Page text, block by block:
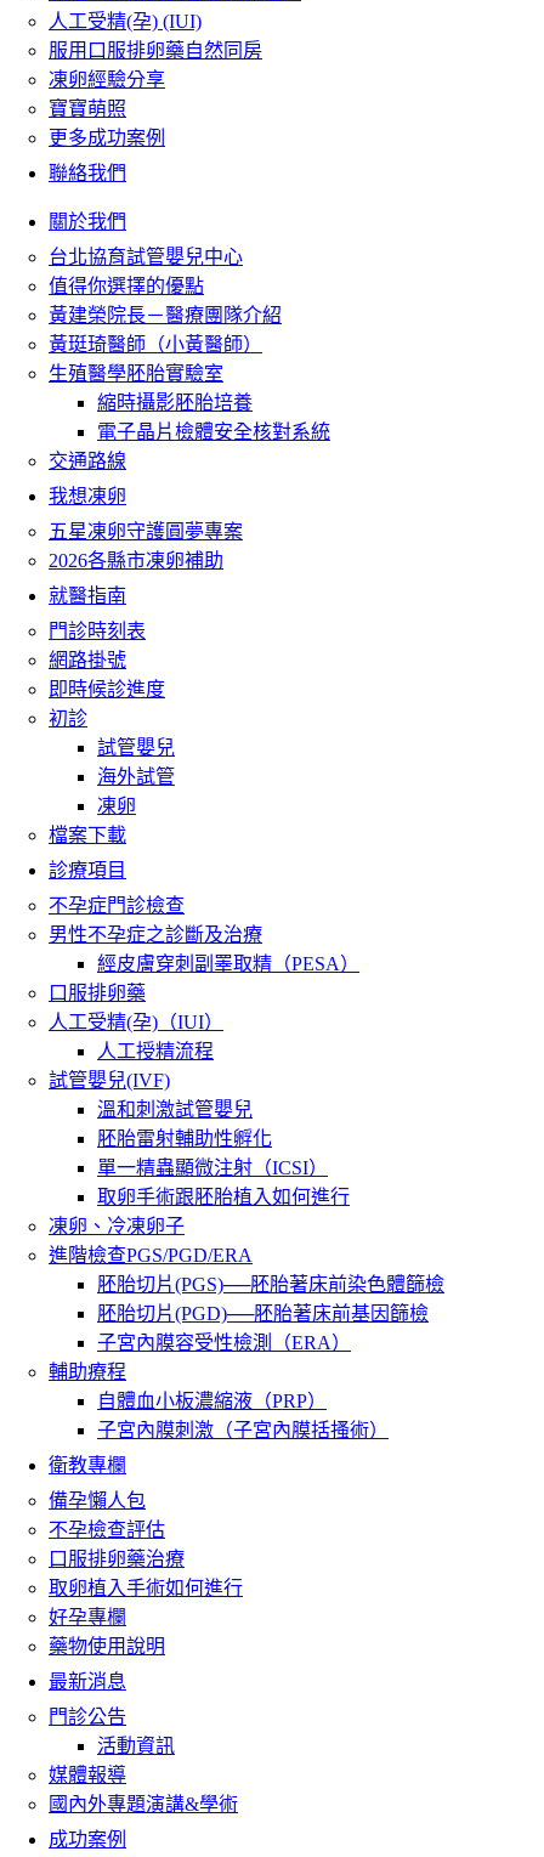
人工受精(孕) (IUI)
服用口服排卵藥自然同房
凍卵經驗分享
寶寶萌照
更多成功案例
聯絡我們
關於我們
台北協育試管嬰兒中心
值得你選擇的優點
黃建榮院長－醫療團隊介紹
黃珽琦醫師（小黃醫師）
生殖醫學胚胎實驗室
縮時攝影胚胎培養
電子晶片檢體安全核對系統
交通路線
我想凍卵
五星凍卵守護圓夢專案
2026各縣市凍卵補助
就醫指南
門診時刻表
網路掛號
即時候診進度
初診
試管嬰兒
海外試管
凍卵
檔案下載
診療項目
不孕症門診檢查
男性不孕症之診斷及治療
經皮膚穿刺副睪取精（PESA）
口服排卵藥
人工受精(孕)（IUI）
人工授精流程
試管嬰兒(IVF)
溫和刺激試管嬰兒
胚胎雷射輔助性孵化
單一精蟲顯微注射（ICSI）
取卵手術跟胚胎植入如何進行
凍卵、冷凍卵子
進階檢查PGS/PGD/ERA
胚胎切片(PGS)──胚胎著床前染色體篩檢
胚胎切片(PGD)──胚胎著床前基因篩檢
子宮內膜容受性檢測（ERA）
輔助療程
自體血小板濃縮液（PRP）
子宮內膜刺激（子宮內膜括搔術）
衛教專欄
備孕懶人包
不孕檢查評估
口服排卵藥治療
取卵植入手術如何進行
好孕專欄
藥物使用說明
最新消息
門診公告
活動資訊
媒體報導
國內外專題演講&學術
成功案例